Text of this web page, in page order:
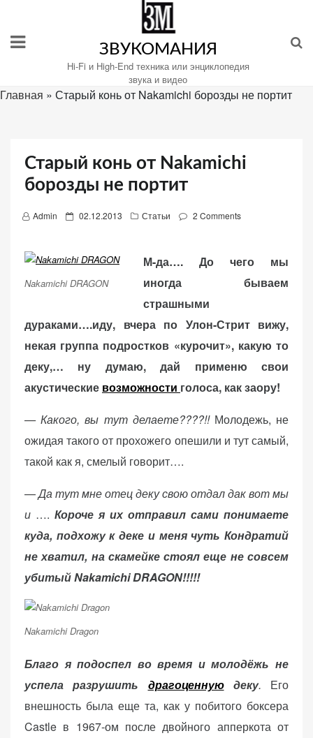
содержимому
ЗВУКОМАНИЯ
Hi-Fi и High-End техника или энциклопедия
звука и видео
Главная » Старый конь от Nakamichi борозды не портит
Старый конь от Nakamichi
борозды не портит
Admin
P
t
e
n
02.12.2013 Статьи 2 Comments
Nakamichi DRAGON
М-да…. До чего мы
иногда бываем
страшными
дураками….иду, вчера по Улон-Стрит вижу,
некая группа подростков «курочит», какую то
деку,… ну думаю, дай применю свои
акустические возможности голоса, как заору!
— Какого, вы тут делаете????!!Молодежь, не
ожидая такого от прохожего опешили и тут самый,
такой как я, смелый говорит….
—Да тут мне отец деку свою отдал дак вот мы
и …. Короче я их отправил сами понимаете
куда, подхожу к деке и меня чуть Кондратий
не хватил, на скамейке стоял еще не совсем
убитый Nakamichi DRAGON!!!!!
Nakamichi Dragon
Благо я подоспел во время и молодёжь не
успела разрушить драгоценнуюдеку. Его
внешность была еще та, как у побитого боксера
Castle в 1967-ом после двойного апперкота от
«Принять
все»
«Настройки
cookie»
для
Звукомания.
(технические)
Необходимы для
работы сайта.
Сохраняют
настройки,
корзину,
необходимы для
функционирования
Функциональные
Обеспечивают
нормальную